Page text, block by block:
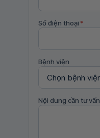
Số điện thoại *
Bệnh viện
Nội dung cần tư vấn